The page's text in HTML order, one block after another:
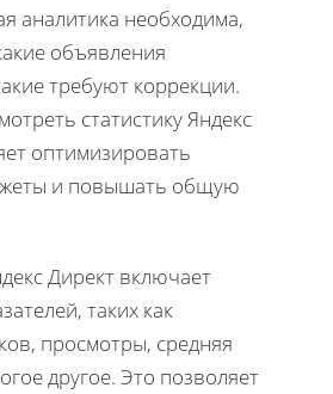
аналитика необходима,
объявления
требуют коррекции.
статистику Яндекс
оптимизировать
и повышать общую
Директ включает
таких как
просмотры, средняя
другое. Это позволяет